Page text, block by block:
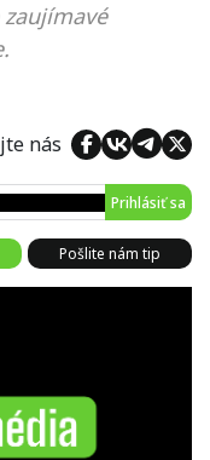
nás
Prihlásiť sa
Pošlite nám tip